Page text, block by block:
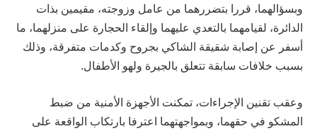
وبسؤالهما، قررا بتضررهما من عامل وزوجته، مقيمين بذات
الدائرة، لقيامهما بالتعدي عليهما وإلقاء الحجارة على منزلهما، ما
أسفر عن إصابة شقيقة الشاكي بجروح وكدمات متفرقة، وذلك
بسبب خلافات سابقة تتعلق بالجيرة ولهو الأطفال.
وعقب تقنين الإجراءات، تمكنت الأجهزة الأمنية من ضبط
المشكو في حقهما، وبمواجهتهما اعترفا بارتكاب الواقعة على